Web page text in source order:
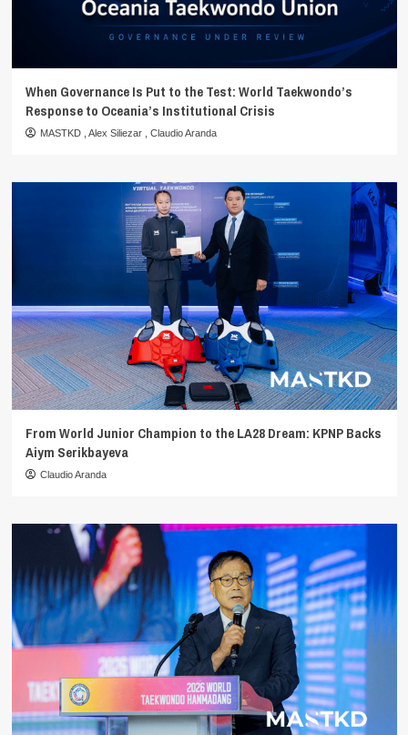
When Governance Is Put to the Test: World Taekwondo’s
Response to Oceania’s Institutional Crisis
MASTKD Alex Siliezar Claudio Aranda
From World Junior Champion to the LA28 Dream: KPNP Backs
Aiym Serikbayeva
Claudio Aranda